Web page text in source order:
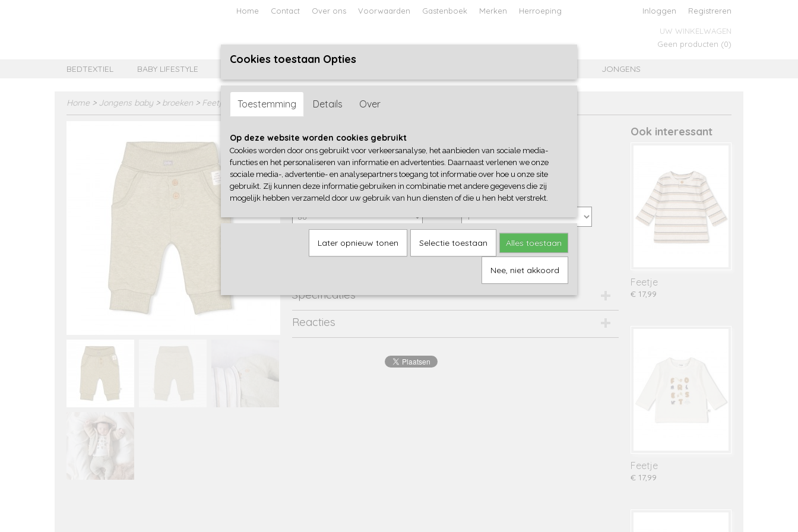
Home Contact Over ons Voorwaarden Gastenboek Merken Herroeping Inloggen Registreren
UW WINKELWAGEN
Geen producten (0)
BEDTEXTIEL BABY LIFESTYLE JONGENS BABY JONGENS
Home > Jongens baby> broeken > Feetje
Feetje
€ 19,99 (inclusief btw 21%)
✓Op voorraad
Maat Aantal
IN WINKELWAGEN
Specificaties
Productcode leverancier
Reacties
Ook interessant
Feetje
€ 17,99
Feetje
€ 17,99
Cookies toestaan Opties
Toestemming Details Over
Op deze website worden cookies gebruikt
Cookies worden door ons gebruikt voor verkeersanalyse, het aanbieden van sociale media-
functies en het personaliseren van informatie en advertenties. Daarnaast verlenen we onze
sociale media-, advertentie- en analysepartners toegang tot informatie over hoe u onze site
gebruikt. Zij kunnen deze informatie gebruiken in combinatie met andere gegevens die zij
mogelijk hebben verzameld door uw gebruik van hun diensten of die u hen hebt verstrekt.
Later opnieuw tonen Selectie toestaan Alles toestaan
Nee, niet akkoord